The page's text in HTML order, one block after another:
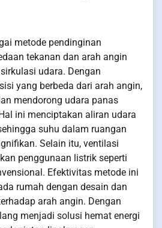
metode pendinginan
tekanan dan arah angin
udara. Dengan
yang berbeda dari arah angin,
mendorong udara panas
ini menciptakan aliran udara
suhu dalam ruangan
Selain itu, ventilasi
penggunaan listrik seperti
Efektivitas metode ini
rumah dengan desain dan
arah angin. Dengan
menjadi solusi hemat energi